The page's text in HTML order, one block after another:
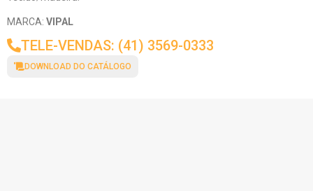
MARCA: VIPAL
TELE-VENDAS: (41) 3569-0333
DOWNLOAD DO CATÁLOGO